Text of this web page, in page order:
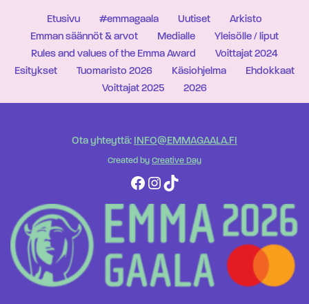
Etusivu #emmagaala Uutiset
Arkisto
Emman säännöt & arvot
Medialle
Yleisölle / liput
Rules and values of the Emma Award
Voittajat 2024
Esitykset
Tuomaristo 2026 Käsiohjelma
Ehdokkaat
Voittajat 2025
2026
Ota yhteyttä: INFO@EMMAGAALA.FI
Created by Creative Day